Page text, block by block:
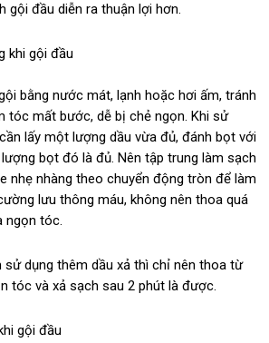
gội đầu diễn ra thuận lợi hơn.
khi gội đầu
bằng nước mát, lạnh hoặc hơi ấm, tránh
tóc mất bước, dễ bị chẻ ngọn. Khi sử
lấy một lượng dầu vừa đủ, đánh bọt với
bọt đó là đủ. Nên tập trung làm sạch
nhẹ nhàng theo chuyển động tròn để làm
lưu thông máu, không nên thoa quá
ngọn tóc.
sử dụng thêm dầu xả thì chỉ nên thoa từ
tóc và xả sạch sau 2 phút là được.
gội đầu